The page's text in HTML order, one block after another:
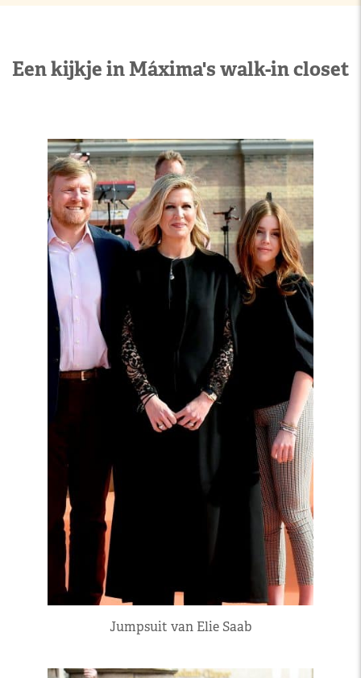
Een kijkje in Máxima's walk-in closet
Jumpsuit van Elie Saab